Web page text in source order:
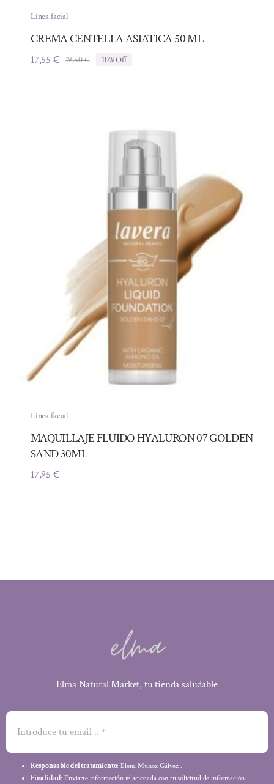
Línea facial
CREMA CENTELLA ASIATICA 50 ML
19,50€El
17,55 €
El
10% Off
Línea facial
MAQUILLAJE FLUIDO HYALURON 07 GOLDEN
SAND 30ML
17,95 €
Elma Natural Market, tu tienda saludable
Responsable del tratamiento: Elena Muñoz Gálvez .
Finalidad: Enviarte información relacionada con tu solicitud de información.